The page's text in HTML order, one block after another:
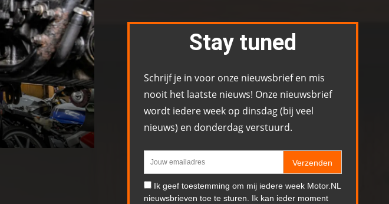
Stay tuned
Schrijf je in voor onze nieuwsbrief en mis
nooit het laatste nieuws! Onze nieuwsbrief
wordt iedere week op dinsdag (bij veel
nieuws) en donderdag verstuurd.
Verzenden
Ik geef toestemming om mij iedere week Motor.NL
nieuwsbrieven toe te sturen. Ik kan ieder moment